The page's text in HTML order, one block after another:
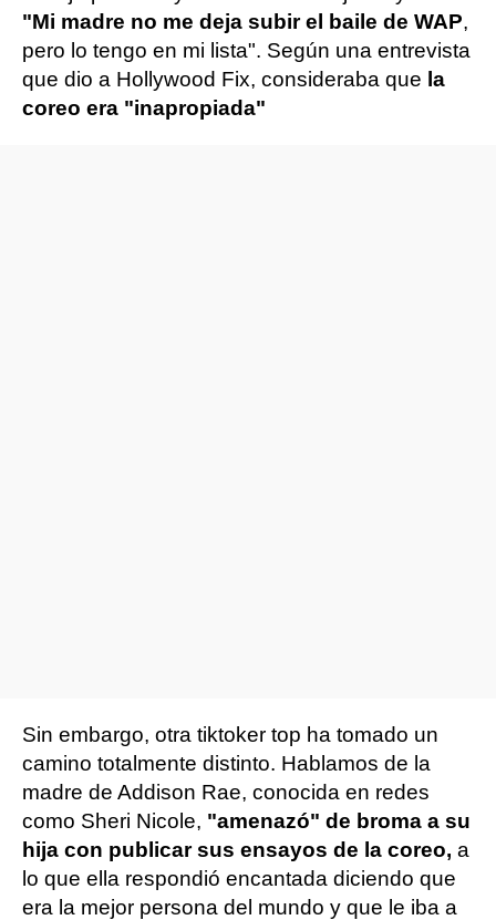
"Mi madre no me deja subir el baile de WAP,
pero lo tengo en mi lista". Según una entrevista
que dio a Hollywood Fix, consideraba que la
coreo era "inapropiada"
Sin embargo, otra tiktoker top ha tomado un
camino totalmente distinto. Hablamos de la
madre de Addison Rae, conocida en redes
como Sheri Nicole, "amenazó" de broma a su
hija con publicar sus ensayos de la coreo, a
lo que ella respondió encantada diciendo que
era la mejor persona del mundo y que le iba a